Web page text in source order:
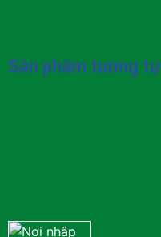
Sản phẩm tương tự